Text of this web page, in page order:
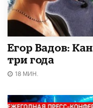
Егор Вадов:
три года
18 МИН.